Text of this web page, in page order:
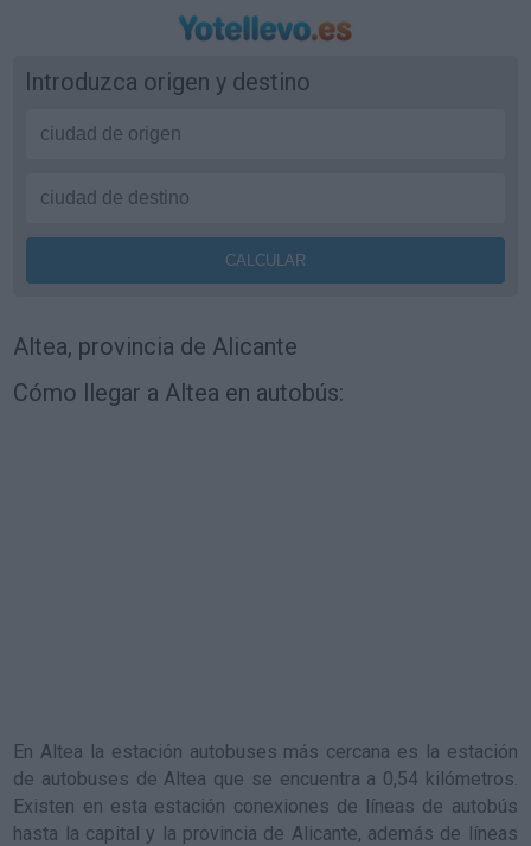
Introduzca origen y destino
Altea, provincia de Alicante
Cómo llegar a Altea en autobús:
En Altea la estación autobuses más cercana es la estación
de autobuses de Altea que se encuentra a 0,54 kilómetros.
Existen en esta estación conexiones de líneas de autobús
hasta la capital y la provincia de Alicante, además de líneas